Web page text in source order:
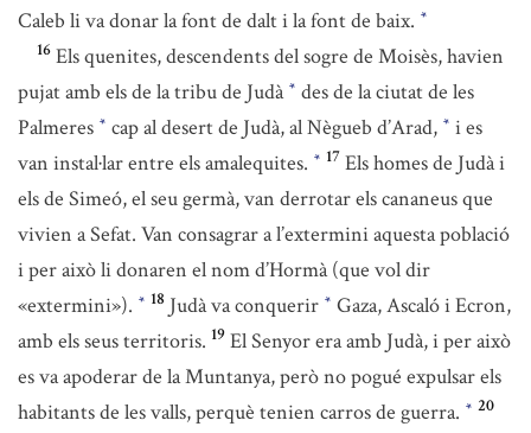
Caleb li va donar la font de dalt i la font de baix. *
16 Els quenites, descendents del sogre de Moisès, havien
pujat amb els de la tribu de Judà * des de la ciutat de les
Palmeres * cap al desert de Judà, al Nègueb d’Arad, * i es
van instal·lar entre els amalequites. * 17 Els homes de Judà i
els de Simeó, el seu germà, van derrotar els cananeus que
vivien a Sefat. Van consagrar a l’extermini aquesta població
i per això li donaren el nom d’Hormà (que vol dir
«extermini»). * 18 Judà va conquerir * Gaza, Ascaló i Ecron,
amb els seus territoris. 19 El Senyor era amb Judà, i per això
es va apoderar de la Muntanya, però no pogué expulsar els
habitants de les valls, perquè tenien carros de guerra. * 20